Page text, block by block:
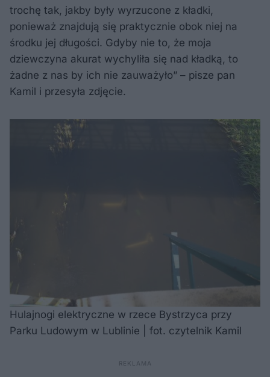
trochę tak, jakby były wyrzucone z kładki,
ponieważ znajdują się praktycznie obok niej na
środku jej długości. Gdyby nie to, że moja
dziewczyna akurat wychyliła się nad kładką, to
żadne z nas by ich nie zauważyło” – pisze pan
Kamil i przesyła zdjęcie.
Hulajnogi elektryczne w rzece Bystrzyca przy
Parku Ludowym w Lublinie | fot. czytelnik Kamil